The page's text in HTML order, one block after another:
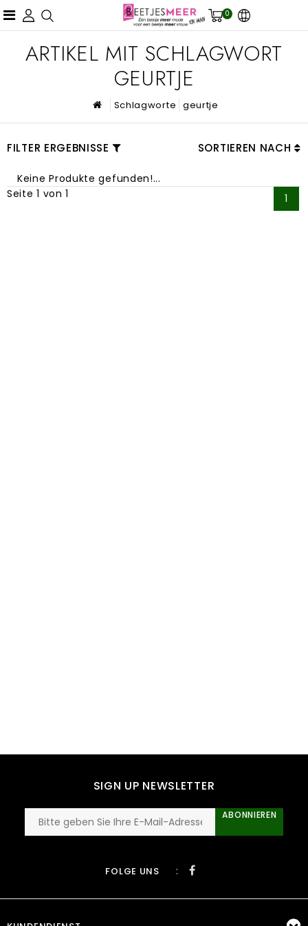
0
ARTIKEL MIT SCHLAGWORT
GEURTJE
Schlagworte geurtje
FILTER ERGEBNISSE SORTIEREN NACH
Keine Produkte gefunden!...
Seite 1 von 1
1
SIGN UP NEWSLETTER
ABONNIEREN
FOLGE UNS :